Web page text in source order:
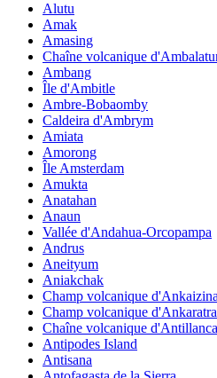
Alutu
Amak
Amasing
Chaîne volcanique
Ambang
Île d'Ambitle
Ambre-Bobaomby
Caldeira d'Ambrym
Amiata
Amorong
Île Amsterdam
Amukta
Anatahan
Anaun
Vallée d'Andahua-Orcopampa
Andrus
Aneityum
Aniakchak
Champ volcanique d'Ankaizina
Champ volcanique d'Ankaratra
Chaîne volcanique d'Antillanca
Antipodes Island
Antisana